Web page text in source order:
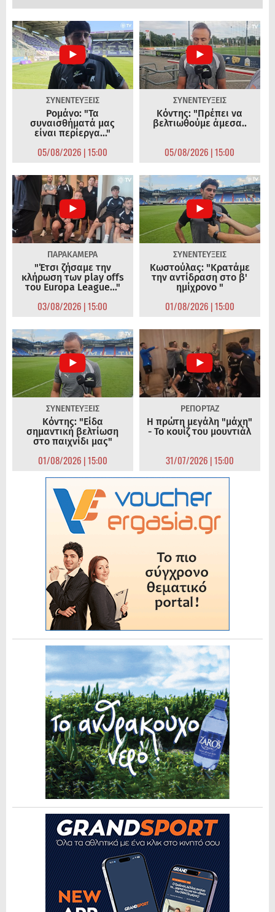
ΣΥΝΕΝΤΕΥΞΕΙΣ
Ρομάνο: "Τα
συναισθήματά μας
είναι περίεργα..."
05/08/2026 | 15:00
ΣΥΝΕΝΤΕΥΞΕΙΣ
Κόντης: "Πρέπει να
βελτιωθούμε άμεσα..
05/08/2026 | 15:00
ΠΑΡΑΚΑΜΕΡΑ
"Έτσι ζήσαμε την
κλήρωση των play offs
του Europa League..."
03/08/2026 | 15:00
ΣΥΝΕΝΤΕΥΞΕΙΣ
Κωστούλας: "Κρατάμε
την αντίδραση στο β'
ημίχρονο "
01/08/2026 | 15:00
ΣΥΝΕΝΤΕΥΞΕΙΣ
Κόντης: "Είδα
σημαντική βελτίωση
στο παιχνίδι μας"
01/08/2026 | 15:00
ΡΕΠΟΡΤΑΖ
Η πρώτη μεγάλη "μάχη"
- Το κουίζ του μουντιάλ
31/07/2026 | 15:00